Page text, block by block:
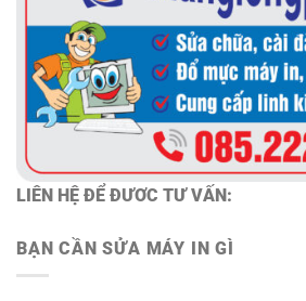
LIÊN HỆ ĐỂ ĐƯƠC TƯ VẤN:
BẠN CẦN SỬA MÁY IN GÌ